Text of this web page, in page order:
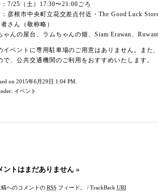
：7/25（土）17:30〜21:00ごろ
：彦根市中央町立花交差点付近・The Good Luck
さん（敬称略）
ゃんの屋台、ラムちゃんの畑、Siam Erawan、
イベントに専用駐車場のご用意はありません。また
で、公共交通機関のご利用をおすすめいたします。
on 2015年6月29日 1:04 PM.
イベント
ントはまだありません »
稿へのコメントの RSSフィード。 / TrackBack URI